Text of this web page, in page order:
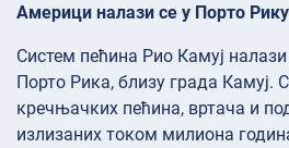
Америци налази се у Порто Рику
Систем пећина Рио Камуј
Порто Рика, близу града Камуј.
кречњачких пећина, вртача и
излизаних током милиона